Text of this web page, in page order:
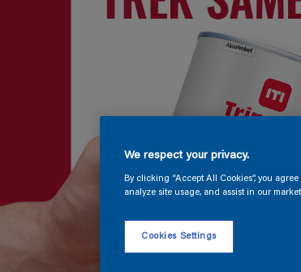
We respect your privacy.
By clicking “Accept All Cookies”, you
analyze site usage, and assist in our
Cookies Settings